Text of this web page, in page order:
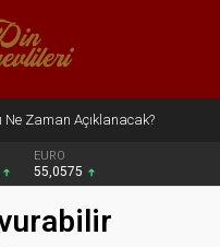
Ne Zaman Açıklanacak?
EURO
55,0575